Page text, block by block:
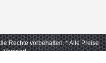
Rechte vorbehalten. * Alle Preise
Versand.